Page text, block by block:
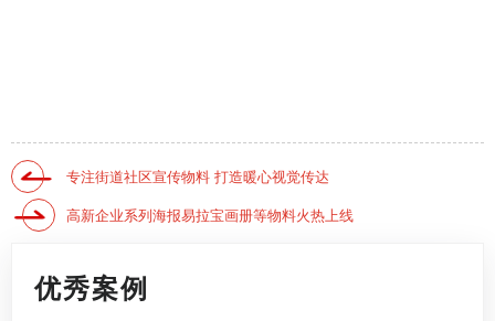
专注街道社区宣传物料 打造暖心视觉传达
高新企业系列海报易拉宝画册等物料火热上线
优秀案例